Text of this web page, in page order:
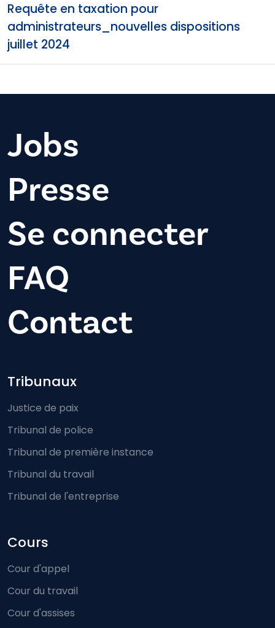
Requête en taxation pour
administrateurs_nouvelles dispositions
juillet 2024
Jobs
Presse
Se connecter
FAQ
Contact
Footer-menu
Tribunaux
Justice de paix
Tribunal de police
Tribunal de première instance
Tribunal du travail
Tribunal de l'entreprise
Cours
Cour d'appel
Cour du travail
Cour d'assises